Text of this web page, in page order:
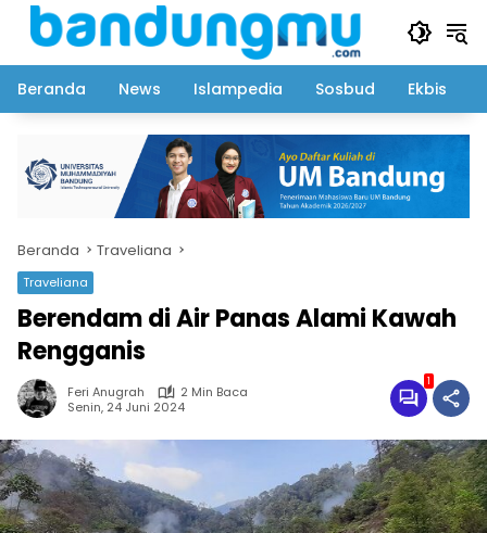
Langsung
Beranda
News Islampedia Sosbud Ekbis
Beranda Traveliana
Traveliana
Berendam di Air Panas Alami Kawah
Rengganis
Feri Anugrah
2 Min Baca
Senin, 24 Juni 2024
1